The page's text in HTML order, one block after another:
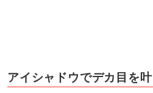
アイシャドウでデカ目を